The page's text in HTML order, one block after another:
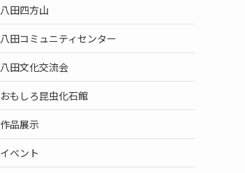
八田四方山
八田コミュニティセンター
八田文化交流会
おもしろ昆虫化石館
作品展示
イベント